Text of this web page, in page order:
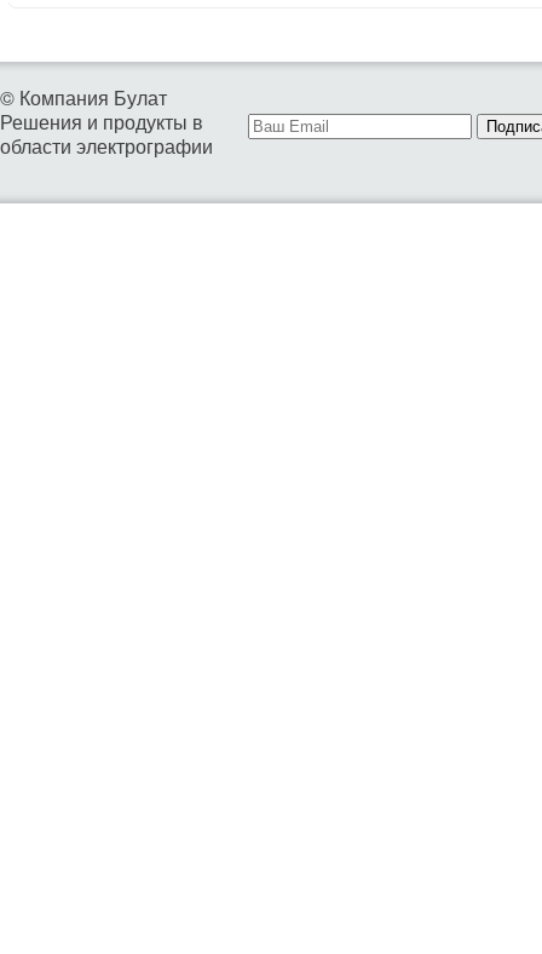
© Компания Булат
Решения и продукты в
области электрографии